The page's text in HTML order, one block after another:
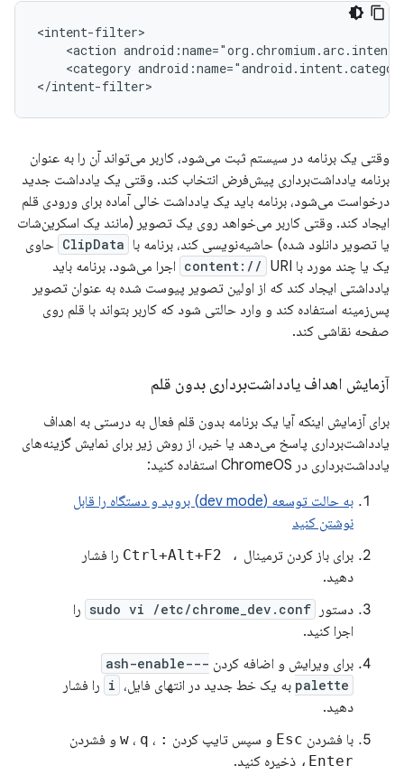
<action
<category
وقتی یک برنامه در سیستم ثبت می‌شود، کاربر می‌تواند آن را به عنوان
برنامه یادداشت‌برداری پیش‌فرض انتخاب کند. وقتی یک یادداشت جدید
درخواست می‌شود، برنامه باید یک یادداشت خالی آماده برای ورودی قلم
ایجاد کند. وقتی کاربر می‌خواهد روی یک تصویر (مانند یک اسکرین‌شات
یا تصویر دانلود شده) حاشیه‌نویسی کند، برنامه با ClipData حاوی
یک یا چند مورد با
content:// URI اجرا می‌شود. برنامه باید
یادداشتی ایجاد کند که از اولین تصویر پیوست شده به عنوان تصویر
پس‌زمینه استفاده کند و وارد حالتی شود که کاربر بتواند با قلم روی
صفحه نقاشی کند.
آزمایش اهداف یادداشت‌برداری بدون قلم
برای آزمایش اینکه آیا یک برنامه بدون قلم فعال به درستی به اهداف
یادداشت‌برداری پاسخ می‌دهد یا خیر، از روش زیر برای نمایش گزینه‌های
یادداشت‌برداری در ChromeOS استفاده کنید:
به حالت توسعه (dev mode) بروید و دستگاه را قابل
نوشتن کنید
برای باز کردن ترمینال ، Ctrl+Alt+F2
را فشار
دهید.
دستور
sudo vi /etc/chrome_dev.conf را
اجرا کنید.
برای ویرایش و اضافه کردن
--ash-enable-
palette به یک خط جدید در انتهای فایل، i را فشار
دهید.
با فشردن Esc و سپس تایپ کردن : ، w ، q و فشردن
Enter،
ذخیره کنید.